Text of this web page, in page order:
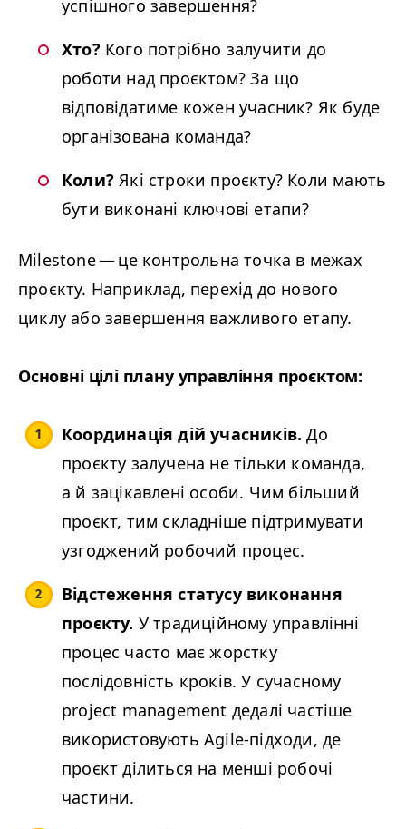
успішного завершення?
Хто? Кого потрібно залучити до
роботи над проєктом? За що
відповідатиме кожен учасник? Як буде
організована команда?
Коли? Які строки проєкту? Коли мають
бути виконані ключові етапи?
Milestone — це контрольна точка в межах
проєкту. Наприклад, перехід до нового
циклу або завершення важливого етапу.
Основні цілі плану управління проєктом:
Координація дій учасників. До
проєкту залучена не тільки команда,
а й зацікавлені особи. Чим більший
проєкт, тим складніше підтримувати
узгоджений робочий процес.
Відстеження статусу виконання
проєкту. У традиційному управлінні
процес часто має жорстку
послідовність кроків. У сучасному
project management дедалі частіше
використовують Agile-підходи, де
проєкт ділиться на менші робочі
частини.